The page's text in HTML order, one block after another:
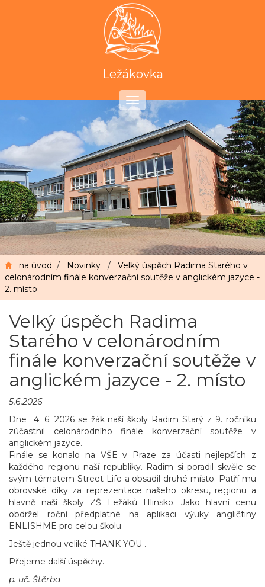
Ležákovka
Toggle
navigation
na úvod / Novinky / Velký úspěch Radima Starého v
celonárodním finále konverzační soutěže v anglickém jazyce -
2. místo
Velký úspěch Radima
Starého v celonárodním
finále konverzační soutěže v
anglickém jazyce - 2. místo
5.6.2026
Dne 4. 6. 2026 se žák naší školy Radim Starý z 9. ročníku
zúčastnil celonárodního finále konverzační soutěže v
anglickém jazyce.
Finále se konalo na VŠE v Praze za účasti nejlepších z
každého regionu naší republiky. Radim si poradil skvěle se
svým tématem Street Life a obsadil druhé místo. Patří mu
obrovské díky za reprezentace našeho okresu, regionu a
hlavně naší školy ZŠ Ležáků Hlinsko. Jako hlavní cenu
obdržel roční předplatné na aplikaci výuky angličtiny
ENLISHME pro celou školu.
Ještě jednou veliké THANK YOU .
Přejeme další úspěchy.
p. uč. Štěrba